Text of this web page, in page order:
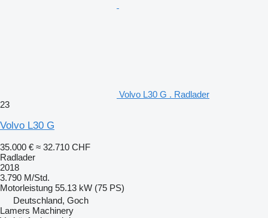
Volvo L30 G . Radlader
23
Volvo L30 G
35.000 € ≈ 32.710 CHF
Radlader
2018
3.790 M/Std.
Motorleistung 55.13 kW (75 PS)
Deutschland, Goch
Lamers Machinery